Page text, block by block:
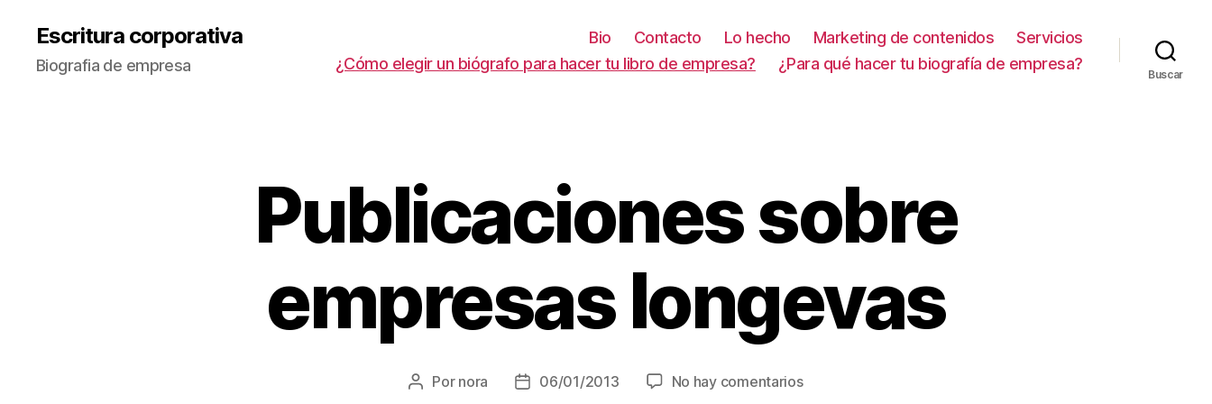
Escritura corporativa
Biografia de empresa
Bio Contacto Lo hecho Marketing de contenidos
Servicios
¿Cómo elegir un biógrafo para hacer tu libro de empresa?
¿Para qué hacer tu biografía de empresa?
Buscar
Publicaciones sobre
empresas longevas
Autor
Por nora
Fecha06/01/2013 No hay comentariosen